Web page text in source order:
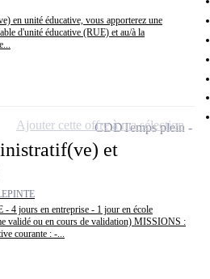
en unité éducative, vous apporterez une
d'unité éducative (RUE) et au/à la
et
4 jours en entreprise - 1 jour en école
validé ou en cours de validation) MISSIONS :
courante : -...
CDDTemps plein
Ajouter cette offre à ma sélection